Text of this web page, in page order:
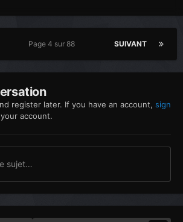
SUIVANT
Page 4 sur 88
register later. If you have an account, sign
account.
sujet…